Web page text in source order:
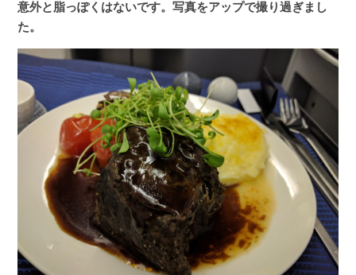
意外と脂っぽくはないです。写真をアップで撮り過ぎまし
た。